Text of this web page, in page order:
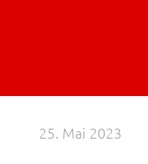
25. Mai 2023